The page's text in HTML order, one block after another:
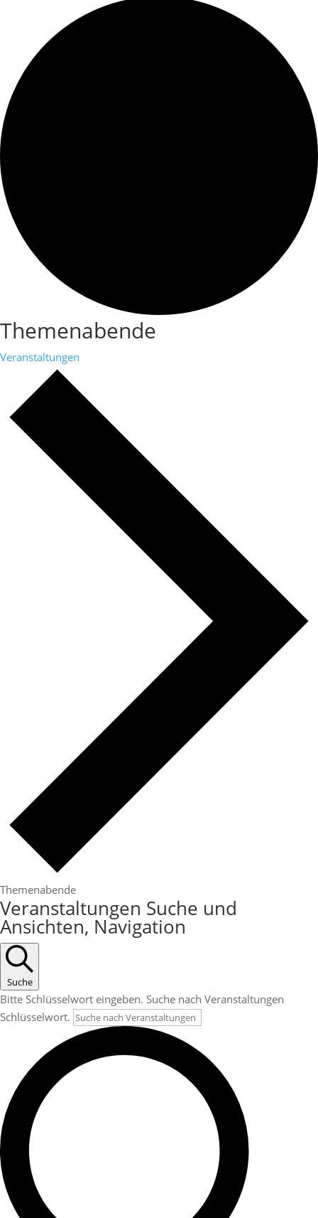
Themenabende
Veranstaltungen
Themenabende
Veranstaltungen
Veranstaltungen Suche und
Ansichten, Navigation
Suche
Bitte Schlüsselwort eingeben. Suche nach Veranstaltungen
Schlüsselwort.